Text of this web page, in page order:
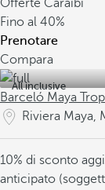
Offerte Caraibi
Fino al 40%
Prenotare
Compara
All inclusive
Barceló Maya
Riviera Maya,
10% di sconto
anticipato